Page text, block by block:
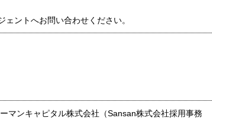
ントへお問い合わせください。
マンキャピタル株式会社（Sansan株式会社採用事務